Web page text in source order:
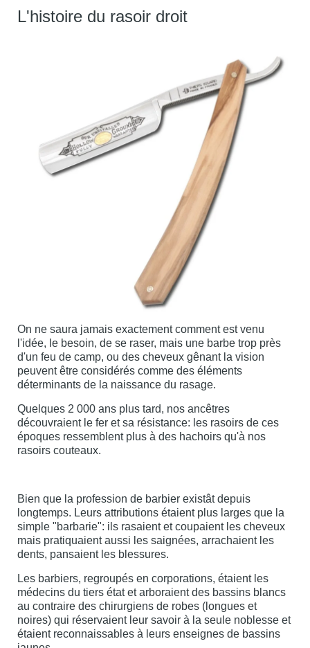
L'histoire du rasoir droit
On ne saura jamais exactement comment est venu
l'idée, le besoin, de se raser, mais une barbe trop près
d'un feu de camp, ou des cheveux gênant la vision
peuvent être considérés comme des éléments
déterminants de la naissance du rasage.
Quelques 2 000 ans plus tard, nos ancêtres
découvraient le fer et sa résistance: les rasoirs de ces
époques ressemblent plus à des hachoirs qu'à nos
rasoirs couteaux.
Bien que la profession de barbier existât depuis
longtemps. Leurs attributions étaient plus larges que la
simple "barbarie": ils rasaient et coupaient les cheveux
mais pratiquaient aussi les saignées, arrachaient les
dents, pansaient les blessures.
Les barbiers, regroupés en corporations, étaient les
médecins du tiers état et arboraient des bassins blancs
au contraire des chirurgiens de robes (longues et
noires) qui réservaient leur savoir à la seule noblesse et
étaient reconnaissables à leurs enseignes de bassins